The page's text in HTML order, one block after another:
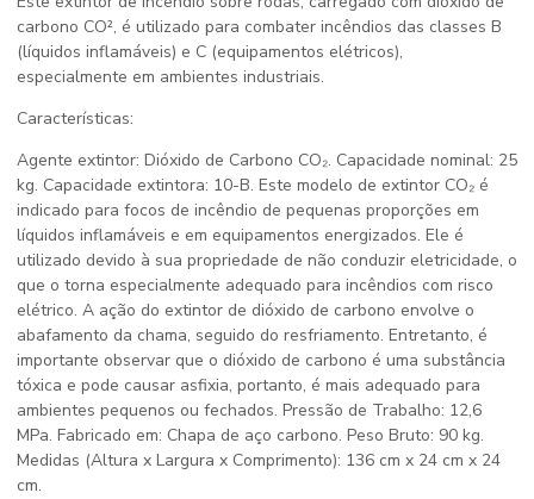
carbono CO², é utilizado para combater incêndios das classes B
(líquidos inflamáveis) e C (equipamentos elétricos),
especialmente em ambientes industriais.
Características:
Agente extintor: Dióxido de Carbono CO₂. Capacidade nominal: 25
kg. Capacidade extintora: 10-B. Este modelo de extintor CO₂ é
indicado para focos de incêndio de pequenas proporções em
líquidos inflamáveis e em equipamentos energizados. Ele é
utilizado devido à sua propriedade de não conduzir eletricidade, o
que o torna especialmente adequado para incêndios com risco
elétrico. A ação do extintor de dióxido de carbono envolve o
abafamento da chama, seguido do resfriamento. Entretanto, é
importante observar que o dióxido de carbono é uma substância
tóxica e pode causar asfixia, portanto, é mais adequado para
ambientes pequenos ou fechados. Pressão de Trabalho: 12,6
MPa. Fabricado em: Chapa de aço carbono. Peso Bruto: 90 kg.
Medidas (Altura x Largura x Comprimento): 136 cm x 24 cm x 24
cm.